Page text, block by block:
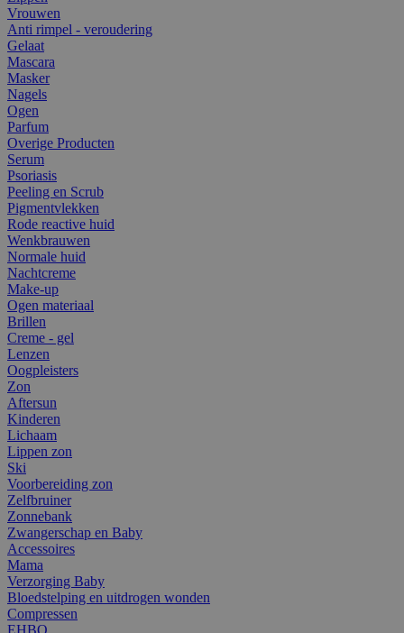
Vrouwen
Anti rimpel - veroudering
Gelaat
Mascara
Masker
Nagels
Ogen
Parfum
Overige Producten
Serum
Psoriasis
Peeling en Scrub
Pigmentvlekken
Rode reactive huid
Wenkbrauwen
Normale huid
Nachtcreme
Make-up
Ogen materiaal
Brillen
Creme - gel
Lenzen
Oogpleisters
Zon
Aftersun
Kinderen
Lichaam
Lippen zon
Ski
Voorbereiding zon
Zelfbruiner
Zonnebank
Zwangerschap en Baby
Accessoires
Mama
Verzorging Baby
Bloedstelping en uitdrogen wonden
Compressen
EHBO